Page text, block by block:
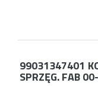
99031347401
SPRZĘG. FAB